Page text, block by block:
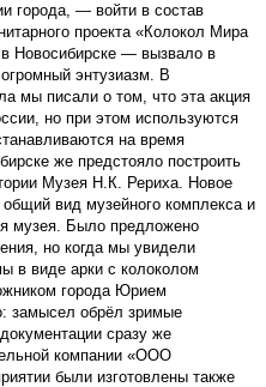
города, — войти в состав
проекта «Колокол Мира
Новосибирске — вызвало в
энтузиазм. В
мы писали о том, что эта акция
но при этом используются
на время
же предстояло построить
Музея Н.К. Рериха. Новое
вид музейного комплекса и
музея. Было предложено
но когда мы увидели
в виде арки с колоколом
города Юрием
замысел обрёл зримые
сразу же
компании «ООО
были изготовлены также